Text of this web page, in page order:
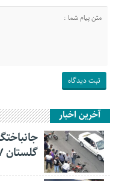
آخرین اخبار
گلستان ۱۷ درصد کاهش یافت